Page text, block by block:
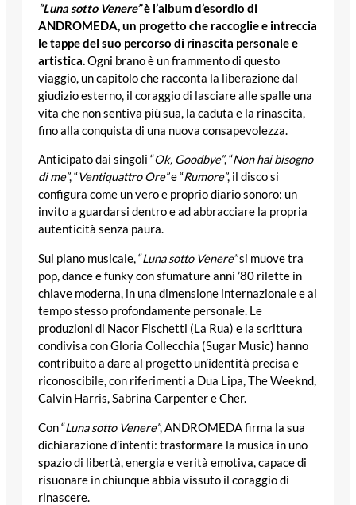
“Luna sotto Venere”è l’album d’esordio di
ANDROMEDA, un progetto che raccoglie e intreccia
le tappe del suo percorso di rinascita personale e
artistica.Ogni brano è un frammento di questo
viaggio, un capitolo che racconta la liberazione dal
giudizio esterno, il coraggio di lasciare alle spalle una
vita che non sentiva più sua, la caduta e la rinascita,
fino alla conquista di una nuova consapevolezza.
Anticipato dai singoli “Ok, Goodbye”, “Non hai bisogno
di me”, “Ventiquattro Ore”e “Rumore”, il disco si
configura come un vero e proprio diario sonoro: un
invito a guardarsi dentro e ad abbracciare la propria
autenticità senza paura.
Sul piano musicale, “Luna sotto Venere”si muove tra
pop, dance e funky con sfumature anni ’80 rilette in
chiave moderna, in una dimensione internazionale e al
tempo stesso profondamente personale. Le
produzioni di Nacor Fischetti (La Rua) e la scrittura
condivisa con Gloria Collecchia (Sugar Music) hanno
contribuito a dare al progetto un’identità precisa e
riconoscibile, con riferimenti a Dua Lipa, The Weeknd,
Calvin Harris, Sabrina Carpenter e Cher.
Con “Luna sotto Venere”, ANDROMEDA firma la sua
dichiarazione d’intenti: trasformare la musica in uno
spazio di libertà, energia e verità emotiva, capace di
risuonare in chiunque abbia vissuto il coraggio di
rinascere.